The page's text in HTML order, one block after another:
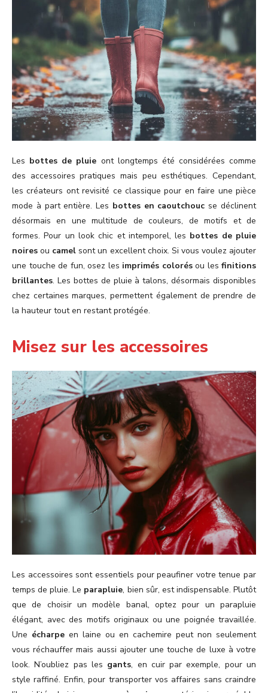
Les bottes de pluie ont longtemps été considérées comme
des accessoires pratiques mais peu esthétiques. Cependant,
les créateurs ont revisité ce classique pour en faire une pièce
mode à part entière. Les bottes en caoutchouc se déclinent
désormais en une multitude de couleurs, de motifs et de
formes. Pour un look chic et intemporel, les bottes de pluie
noires ou camel sont un excellent choix. Si vous voulez ajouter
une touche de fun, osez les imprimés colorésou les finitions
brillantes. Les bottes de pluie à talons, désormais disponibles
chez certaines marques, permettent également de prendre de
la hauteur tout en restant protégée.
Misez sur les accessoires
Les accessoires sont essentiels pour peaufiner votre tenue par
temps de pluie. Le parapluie, bien sûr, est indispensable. Plutôt
que de choisir un modèle banal, optez pour un parapluie
élégant, avec des motifs originaux ou une poignée travaillée.
Une écharpe en laine ou en cachemire peut non seulement
vous réchauffer mais aussi ajouter une touche de luxe à votre
look. N’oubliez pas les gants, en cuir par exemple, pour un
style raffiné. Enfin, pour transporter vos affaires sans craindre